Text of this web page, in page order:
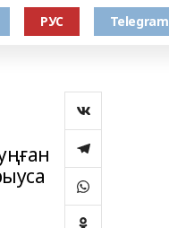
РУС Telegram